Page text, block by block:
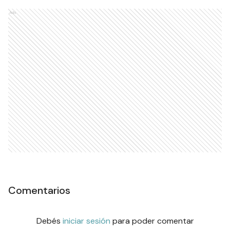
Ads
Comentarios
Debés iniciar sesión para poder comentar